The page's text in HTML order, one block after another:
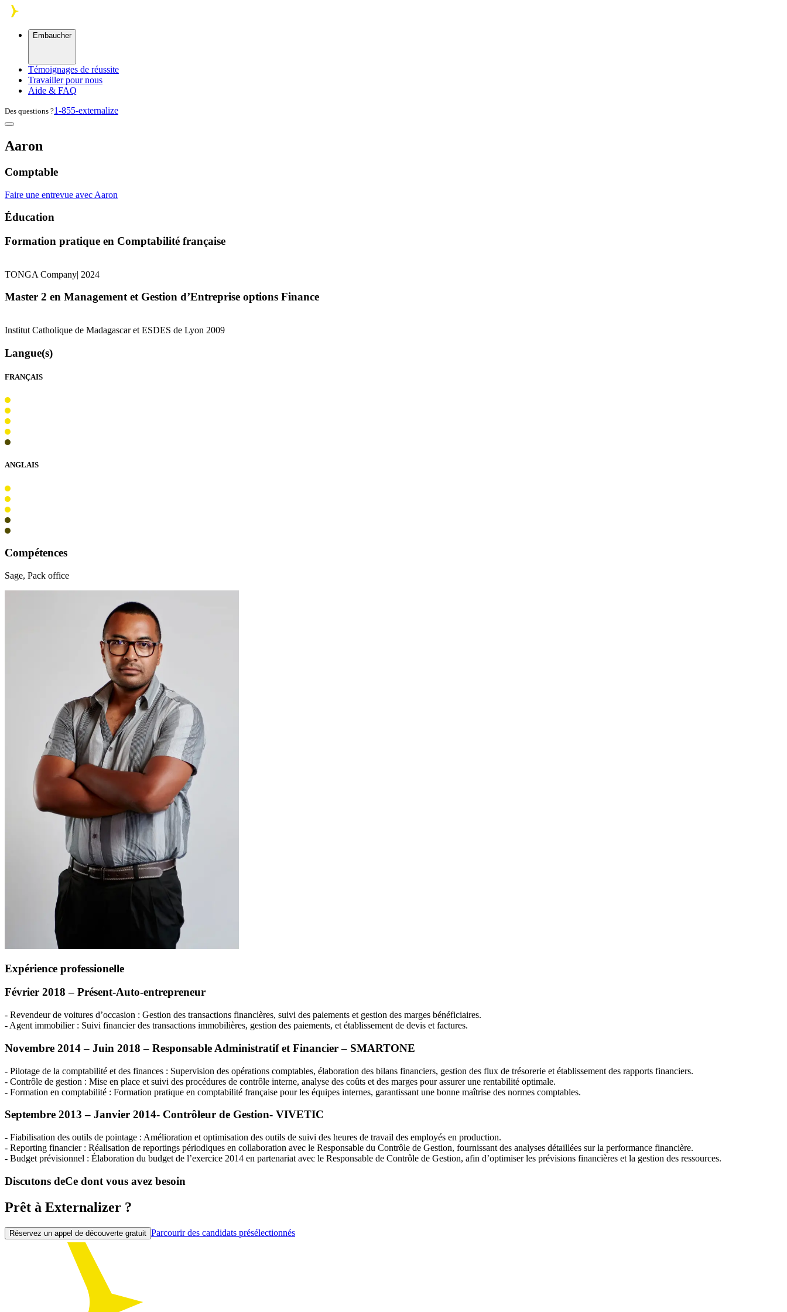
Skip to main content
Embaucher
Témoignages de réussite
Travailler pour nous
Aide & FAQ
Des questions ?1-855-externalize
Aaron
Comptable
Faire une entrevue avec Aaron
Éducation
Formation pratique en Comptabilité française
TONGA Company| 2024
Master 2 en Management et Gestion d’Entreprise options Finance
Institut Catholique de Madagascar et ESDES de Lyon 2009
Langue(s)
FRANÇAIS
ANGLAIS
Compétences
Sage, Pack office
Expérience professionelle
Février 2018 – Présent-Auto-entrepreneur
- Revendeur de voitures d’occasion : Gestion des transactions financières, suivi des paiements et gestion des marges bénéficiaires.
- Agent immobilier : Suivi financier des transactions immobilières, gestion des paiements, et établissement de devis et factures.
Novembre 2014 – Juin 2018 – Responsable Administratif et Financier – SMARTONE
- Pilotage de la comptabilité et des finances : Supervision des opérations comptables, élaboration des bilans financiers, gestion des flux de trésorerie et établissement des rapports financiers.
- Contrôle de gestion : Mise en place et suivi des procédures de contrôle interne, analyse des coûts et des marges pour assurer une rentabilité optimale.
- Formation en comptabilité : Formation pratique en comptabilité française pour les équipes internes, garantissant une bonne maîtrise des normes comptables.
Septembre 2013 – Janvier 2014- Contrôleur de Gestion- VIVETIC
- Fiabilisation des outils de pointage : Amélioration et optimisation des outils de suivi des heures de travail des employés en production.
- Reporting financier : Réalisation de reportings périodiques en collaboration avec le Responsable du Contrôle de Gestion, fournissant des analyses détaillées sur la performance financière.
- Budget prévisionnel : Élaboration du budget de l’exercice 2014 en partenariat avec le Responsable de Contrôle de Gestion, afin d’optimiser les prévisions financières et la gestion des ressources.
Discutons deCe dont vous avez besoin
Prêt à Externalizer ?
Réservez un appel de découverte gratuit Parcourir des candidats présélectionnés